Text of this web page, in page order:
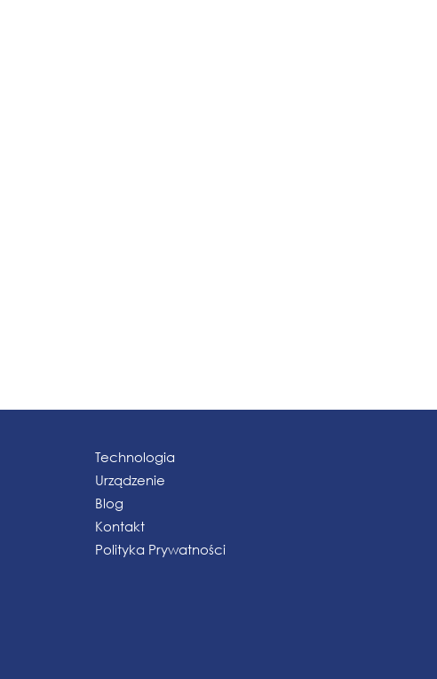
Technologia
Urządzenie
Blog
Kontakt
Polityka Prywatności